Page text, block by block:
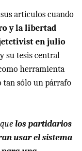
artículos cuando
y la libertad
en julio
su tesis central
herramienta
tan sólo un párrafo
los partidarios
usar el sistema